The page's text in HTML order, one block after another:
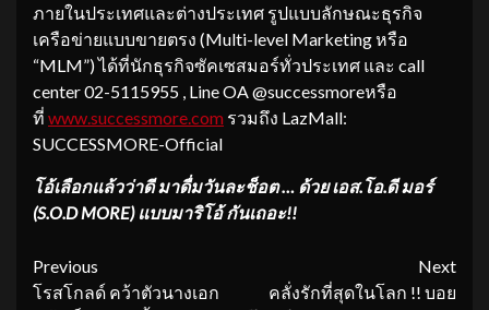
ภายในประเทศและต่างประเทศ รูปแบบลักษณะธุรกิจ
เครือข่ายแบบขายตรง (Multi-level Marketing หรือ
“MLM”) ได้ที่นักธุรกิจซัคเซสมอร์ทั่วประเทศ และ call
center 02-5115955 , Line OA @successmoreหรือ
ที่ www.successmore.com รวมถึง LazMall:
SUCCESSMORE-Official
โอ้เลือกแล้วว่าดี มาดื่มวันละช็อต … ด้วย เอส.โอ.ดี มอร์
(S.O.D MORE) แบบมาริโอ้ กันเถอะ!!
Continue
Previous
โรสโกลด์ คว้าตัวนางเอก
Next
คลั่งรักที่สุดในโลก !! บอย